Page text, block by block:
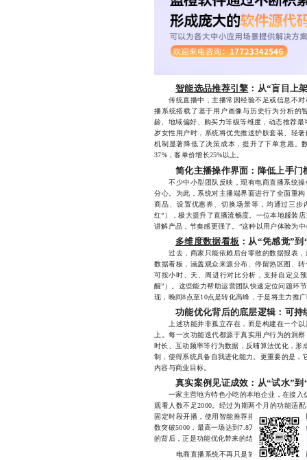
智能选品推荐引擎 ：从“盲目上
传统直播中，主播常因经验不足或信息不对
播系统搭载了基于用户画像与历史行为分析的
龄、地域偏好、购买力等级等维度，动态推荐
岁女性用户时，系统将优先推送护肤套装、轻
机制显著降低了决策成本，提升了下单意愿。
37%，客单价增长25%以上。
简化主播操作界面：降低上手门
不少中小型团队反映，现有电商直播系统操
分心。为此，系统对主播端界面进行了全面重
商品、设置优惠券、切换场景等，均通过三
红”），极大提升了直播流畅度。一位本地服装
讲解产品，节奏感更强了。”这种以用户体验为
多维度数据看板 ：从“凭感觉”
过去，商家只能依赖后台零散的数据报表，
数据看板，涵盖观众来源分布、停留热区图、
可按小时、天、周进行对比分析，支持自定义
醒”）。这些能力帮助运营团队快速定位问题环
现，晚间8点至10点是转化高峰，于是将主力推
功能优化背后的底层逻辑：可持
上述功能并非孤立存在，而是构建在一个以
上。每一次功能迭代都源于真实用户行为的洞
时长、互动频率等行为数据，反哺算法优化，
制，使得系统具备自我进化能力。更重要的是，
内容与商业目标。
真实案例见证成效：从“试水”到
一家主营地方特色小吃的本地企业，在接入
观看人数不足2000。经过为期两个月的功能适
固定时段开播，使用智能推荐搭配精准话术，
数突破5000，最高一场达到7.8万人次，平均客
的背后，正是功能优化带来的结构性提升。
电商直播系统不再只是简单的直播工具，